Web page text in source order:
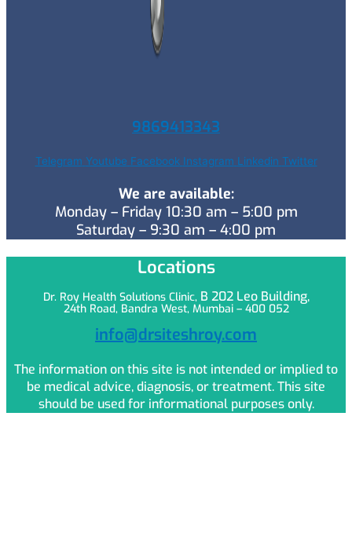
9869413343
Telegram Youtube Facebook Instagram Linkedin Twitter
We are available:
Monday – Friday 10:30 am – 5:00 pm
Saturday – 9:30 am – 4:00 pm
Locations
Dr. Roy Health Solutions Clinic, B 202 Leo Building,
24th Road, Bandra West, Mumbai – 400 052
info@drsiteshroy.com
The information on this site is not intended or implied to
be medical advice, diagnosis, or treatment. This site
should be used for informational purposes only.